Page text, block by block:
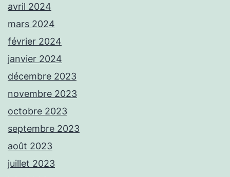
avril 2024
mars 2024
février 2024
janvier 2024
décembre 2023
novembre 2023
octobre 2023
septembre 2023
août 2023
juillet 2023